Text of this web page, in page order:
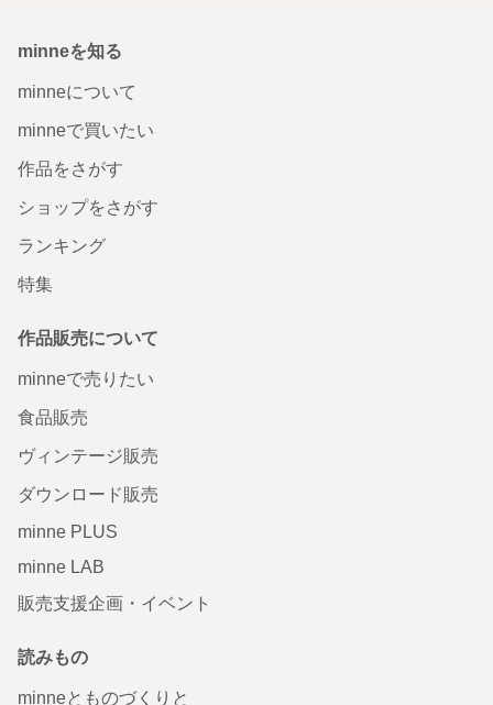
minneを知る
minneについて
minneで買いたい
作品をさがす
ショップをさがす
ランキング
特集
作品販売について
minneで売りたい
食品販売
ヴィンテージ販売
ダウンロード販売
minne PLUS
minne LAB
販売支援企画・イベント
読みもの
minneとものづくりと